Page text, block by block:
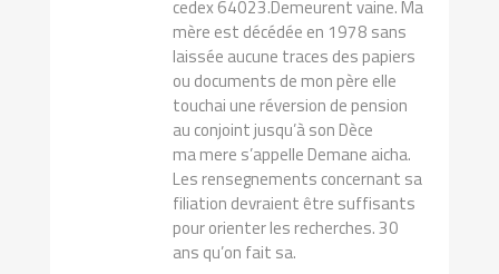
cedex 64023.Demeurent vaine. Ma
mère est décédée en 1978 sans
laissée aucune traces des papiers
ou documents de mon père elle
touchai une réversion de pension
au conjoint jusqu’à son Dèce
ma mere s’appelle Demane aicha.
Les rensegnements concernant sa
filiation devraient être suffisants
pour orienter les recherches. 30
ans qu’on fait sa.